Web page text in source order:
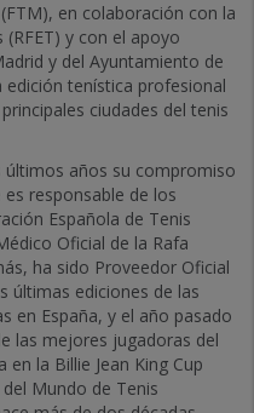
en colaboración con la
(RFET) y con el apoyo
y del Ayuntamiento de
tenística profesional
ciudades del tenis
últimos años su compromiso
responsable de los
Española de Tenis
Oficial de la Rafa
ha sido Proveedor Oficial
últimas ediciones de las
en España, y el año pasado
las mejores jugadoras del
la Billie Jean King Cup
Mundo de Tenis